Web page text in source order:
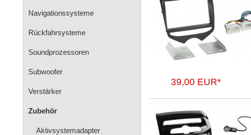
Navigationssysteme
Rückfahrsysteme
Soundprozessoren
Subwoofer
Verstärker
Zubehör
Aktivsystemadapter
39,00 EUR*